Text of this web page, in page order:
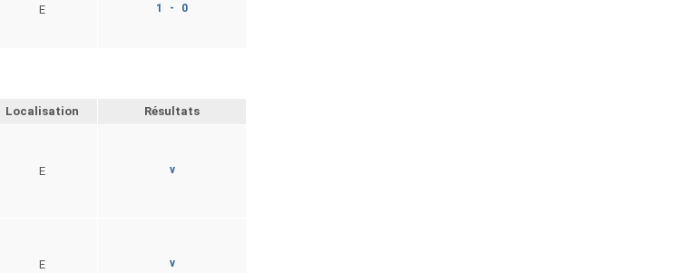
E 1 - 0
Localisation Résultats
E v
E v